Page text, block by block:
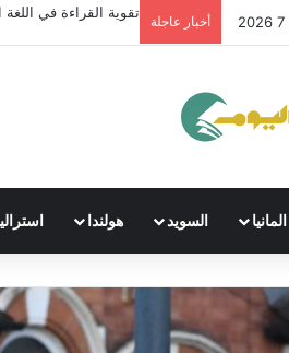
أخبار عاجلة
تقوية القراءة في اللغة
المانيا السويد هولندا